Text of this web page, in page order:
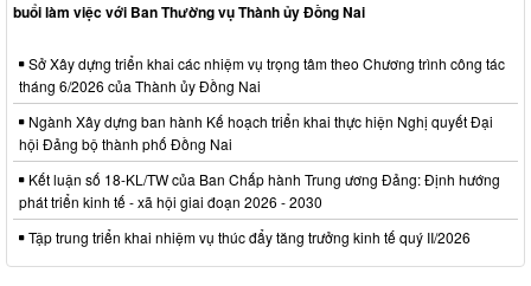
buổi làm việc với Ban Thường vụ Thành ủy Đồng Nai
Sở Xây dựng triển khai các nhiệm vụ trọng tâm theo Chương trình công tác
tháng 6/2026 của Thành ủy Đồng Nai
Ngành Xây dựng ban hành Kế hoạch triển khai thực hiện Nghị quyết Đại
hội Đảng bộ thành phố Đồng Nai
Kết luận số 18-KL/TW của Ban Chấp hành Trung ương Đảng: Định hướng
phát triển kinh tế - xã hội giai đoạn 2026 - 2030
Tập trung triển khai nhiệm vụ thúc đẩy tăng trưởng kinh tế quý II/2026